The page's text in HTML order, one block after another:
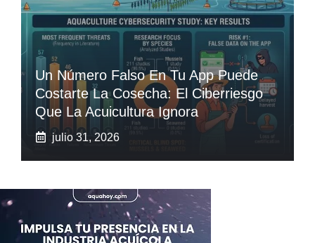
Un Número Falso En Tu App Puede
Costarte La Cosecha: El Ciberriesgo
Que La Acuicultura Ignora
julio 31, 2026